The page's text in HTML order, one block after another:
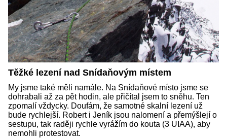
Těžké lezení nad Snídaňovým místem
My jsme také měli namále. Na Snídaňové místo jsme se
dohrabali až za pět hodin, ale přičítal jsem to sněhu. Ten
zpomalí vždycky. Doufám, že samotné skalní lezení už
bude rychlejší. Robert i Jeník jsou nalomení a přemýšlejí o
sestupu, tak raději rychle vyrážím do kouta (3 UIAA), aby
nemohli protestovat.